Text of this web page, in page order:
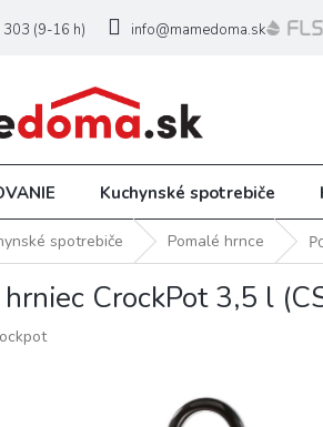
(9-16 h) info@mamedoma.sk
Kuchynské spotrebiče
spotrebiče Pomalé hrnce
CrockPot 3,5 l